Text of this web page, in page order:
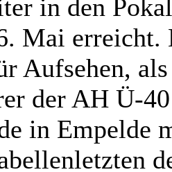
in den
Mai
Aufsehen,
der AH Ü-
in Empelde